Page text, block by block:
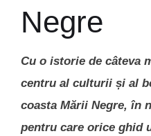
Negre
Cu o istorie de câteva
centru al culturii și al
coasta Mării Negre, în
pentru care orice ghid